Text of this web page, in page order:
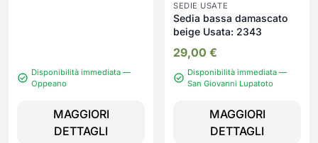
Disponibilità immediata —
Oppeano
MAGGIORI
DETTAGLI
SEDIE USATE
Sedia bassa damascato
beige Usata: 2343
29,00 €
Disponibilità immediata —
San Giovanni Lupatoto
MAGGIORI
DETTAGLI